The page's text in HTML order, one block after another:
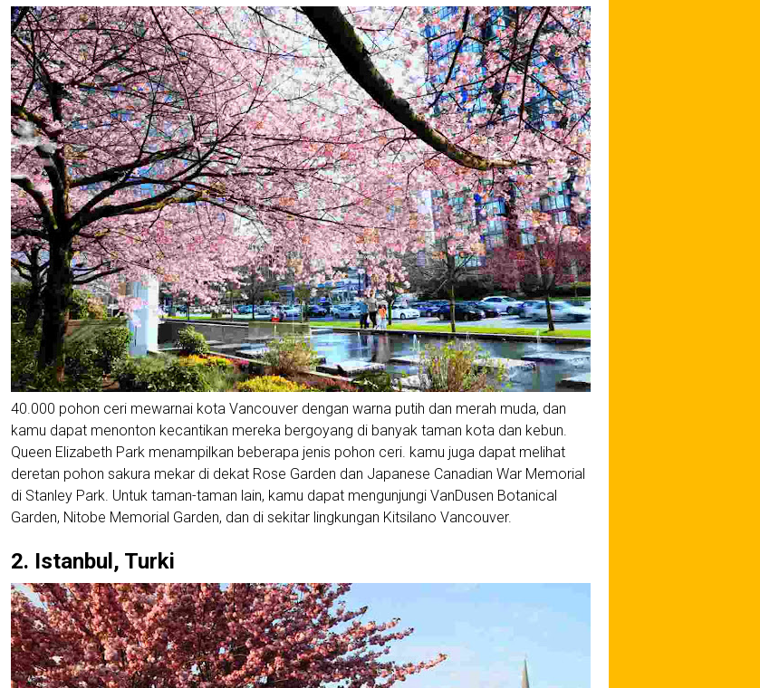
40.000 pohon ceri mewarnai kota Vancouver dengan warna putih dan merah muda, dan
kamu dapat menonton kecantikan mereka bergoyang di banyak taman kota dan kebun.
Queen Elizabeth Park menampilkan beberapa jenis pohon ceri. kamu juga dapat melihat
deretan pohon sakura mekar di dekat Rose Garden dan Japanese Canadian War Memorial
di Stanley Park. Untuk taman-taman lain, kamu dapat mengunjungi VanDusen Botanical
Garden, Nitobe Memorial Garden, dan di sekitar lingkungan Kitsilano Vancouver.
2. Istanbul, Turki